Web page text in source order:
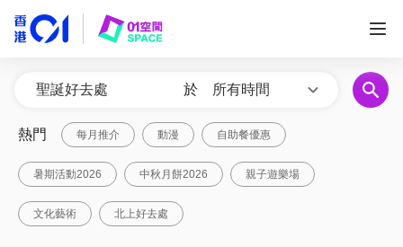
於 所有時間
熱門 每月推介 動漫 自助餐優惠
暑期活動2026 中秋月餅2026 親子遊樂場
文化藝術 北上好去處